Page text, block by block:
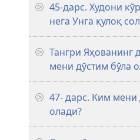
45-дарс. Худони
нега Унга қулоқ
Тангри Яҳованинг
мени дўстим бўла
47- дарс. Ким мени
олади?